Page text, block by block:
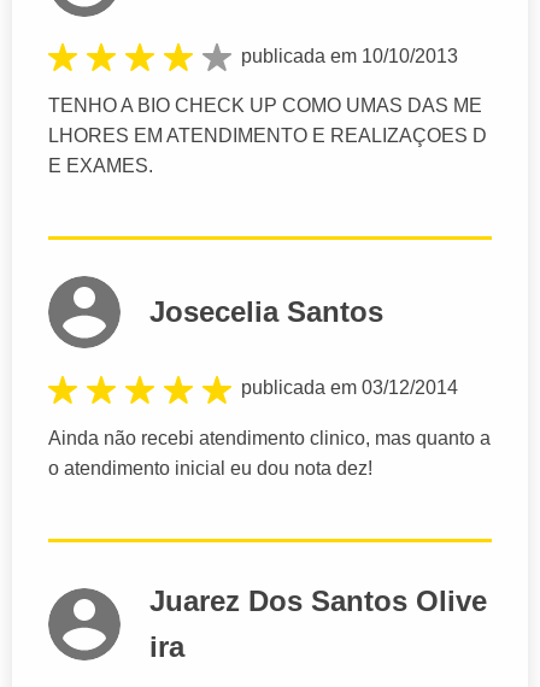
publicada em 10/10/2013
TENHO A BIO CHECK UP COMO UMAS DAS ME
LHORES EM ATENDIMENTO E REALIZAÇOES D
E EXAMES.
Josecelia Santos
publicada em 03/12/2014
Ainda não recebi atendimento clinico, mas quanto a
o atendimento inicial eu dou nota dez!
Juarez Dos Santos Olive
ira